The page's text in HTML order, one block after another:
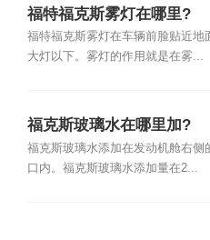
福特福克斯雾灯在哪里?
福特福克斯雾灯在车辆前脸贴近地
大灯以下。雾灯的作用就是在雾...
福克斯玻璃水在哪里加?
福克斯玻璃水添加在发动机舱右侧
口内。福克斯玻璃水添加量在2...